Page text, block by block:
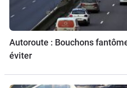
Autoroute : Bouchons
éviter